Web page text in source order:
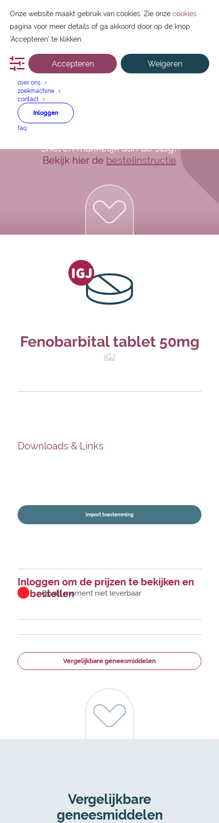
088 1800 550
over ons
zoekmachine
contact
Inloggen
faq
Fenobarbital tablet
Snel en makkelijk aan de slag?
Bekijk hier de bestelinstructie
Fenobarbital tablet 50mg
IGJ
Downloads & Links
Import toestemming
Inloggen om de prijzen te bekijken en
te bestellen
Op dit moment niet leverbaar
Vergelijkbare geneesmiddelen
Vergelijkbare
geneesmiddelen
Onze website maakt gebruik van cookies. Zie onze cookies
pagina voor meer details of ga akkoord door op de knop
'Accepteren' te klikken.
Accepteren Weigeren